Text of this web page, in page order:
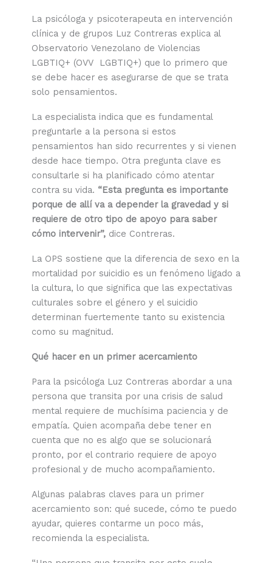
La psicóloga y psicoterapeuta en intervención
clínica y de grupos Luz Contreras explica al
Observatorio Venezolano de Violencias
LGBTIQ+ (OVV LGBTIQ+) que lo primero que
se debe hacer es asegurarse de que se trata
solo pensamientos.
La especialista indica que es fundamental
preguntarle a la persona si estos
pensamientos han sido recurrentes y si vienen
desde hace tiempo. Otra pregunta clave es
consultarle si ha planificado cómo atentar
contra su vida. “Esta pregunta es importante
porque de allí va a depender la gravedad y si
requiere de otro tipo de apoyo para saber
cómo intervenir”,dice Contreras.
La OPS sostiene que la diferencia de sexo en la
mortalidad por suicidio es un fenómeno ligado a
la cultura, lo que significa que las expectativas
culturales sobre el género y el suicidio
determinan fuertemente tanto su existencia
como su magnitud.
Qué hacer en un primer acercamiento
Para la psicóloga Luz Contreras abordar a una
persona que transita por una crisis de salud
mental requiere de muchísima paciencia y de
empatía. Quien acompaña debe tener en
cuenta que no es algo que se solucionará
pronto, por el contrario requiere de apoyo
profesional y de mucho acompañamiento.
Algunas palabras claves para un primer
acercamiento son: qué sucede, cómo te puedo
ayudar, quieres contarme un poco más,
recomienda la especialista.